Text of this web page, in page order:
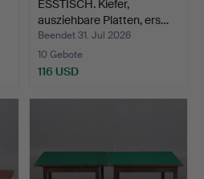
ESSTISCH. Kiefer,
ausziehbare Platten, ers…
Beendet 31. Jul 2026
10 Gebote
116 USD